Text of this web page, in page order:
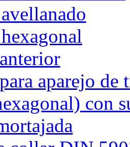
aparejo
con